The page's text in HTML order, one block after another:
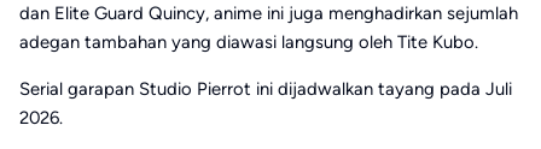
dan Elite Guard Quincy, anime ini juga menghadirkan sejumlah
adegan tambahan yang diawasi langsung oleh Tite Kubo.
Serial garapan Studio Pierrot ini dijadwalkan tayang pada Juli
2026.